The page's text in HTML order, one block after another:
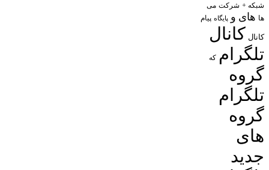
شبکه + شرکت می
ها های و پایگاه پیام
کانال کانال
تلگرام که
گروه
تلگرام
گروه
های
جدید